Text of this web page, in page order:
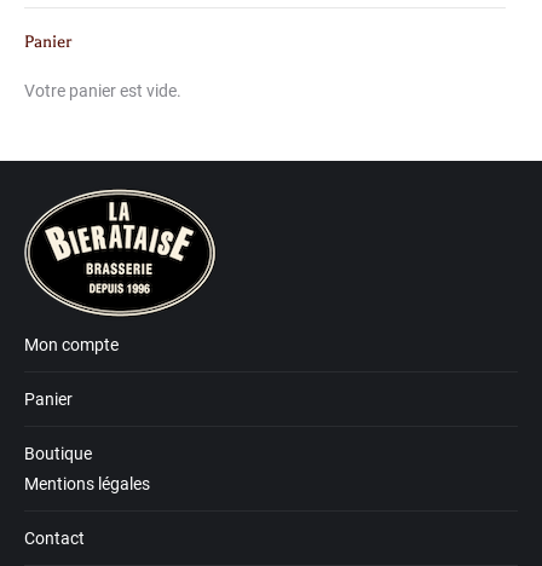
Panier
Votre panier est vide.
Mon compte
Panier
Boutique
Mentions légales
Contact